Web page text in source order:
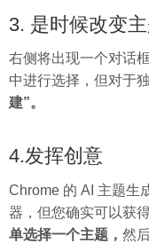
3. 是时候改变
右侧将出现一个对话
中进行选择，但对于
建”。
4.发挥创意
Chrome 的 AI 主题生
器，但您确实可以获
单选择一个主题， 然